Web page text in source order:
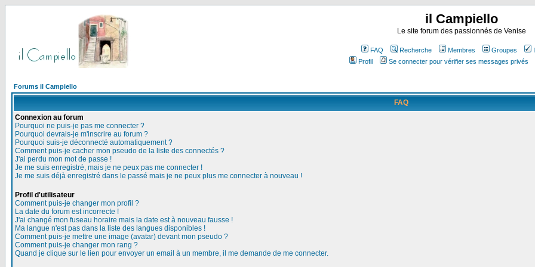
il Campiello
Le site forum des passionnés de Venise
FAQ Recherche Membres Groupes
Profil
Se connecter pour vérifier ses messages privés
Forums il Campiello
FAQ
Connexion au forum
Pourquoi ne puis-je pas me connecter ?
Pourquoi devrais-je m'inscrire au forum ?
Pourquoi suis-je déconnecté automatiquement ?
Comment puis-je cacher mon pseudo de la liste des connectés ?
J'ai perdu mon mot de passe !
Je me suis enregistré, mais je ne peux pas me connecter !
Je me suis déjà enregistré dans le passé mais je ne peux plus me connecter à nouveau !
Profil d'utilisateur
Comment puis-je changer mon profil ?
La date du forum est incorrecte !
J'ai changé mon fuseau horaire mais la date est à nouveau fausse !
Ma langue n'est pas dans la liste des langues disponibles !
Comment puis-je mettre une image (avatar) devant mon pseudo ?
Comment puis-je changer mon rang ?
Quand je clique sur le lien pour envoyer un email à un membre, il me demande de me connecter.